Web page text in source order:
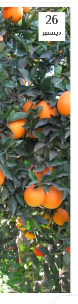
26
ديسمبر